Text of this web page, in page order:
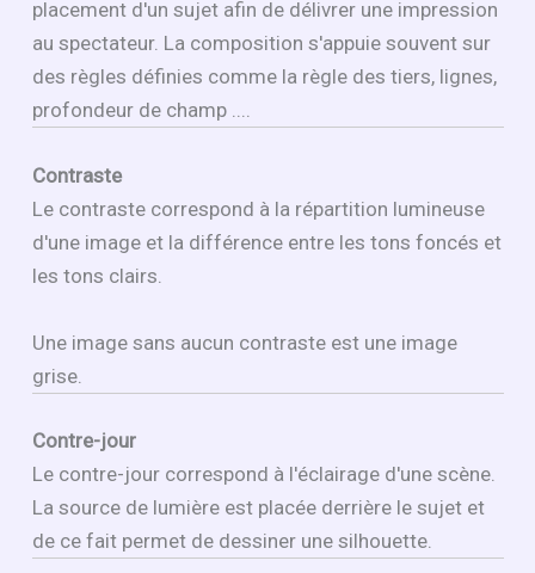
placement d'un sujet afin de délivrer une impression
au spectateur. La composition s'appuie souvent sur
des règles définies comme la règle des tiers, lignes,
profondeur de champ ....
Contraste
Le contraste correspond à la répartition lumineuse
d'une image et la différence entre les tons foncés et
les tons clairs.
Une image sans aucun contraste est une image
grise.
Contre-jour
Le contre-jour correspond à l'éclairage d'une scène.
La source de lumière est placée derrière le sujet et
de ce fait permet de dessiner une silhouette.